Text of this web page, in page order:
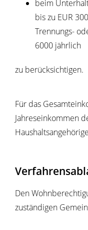
beim
bis zu EUR
Trennungs-
6000 jährlich
zu berücksichtigen.
Für das
Jahreseinkommen
Den
zuständigen